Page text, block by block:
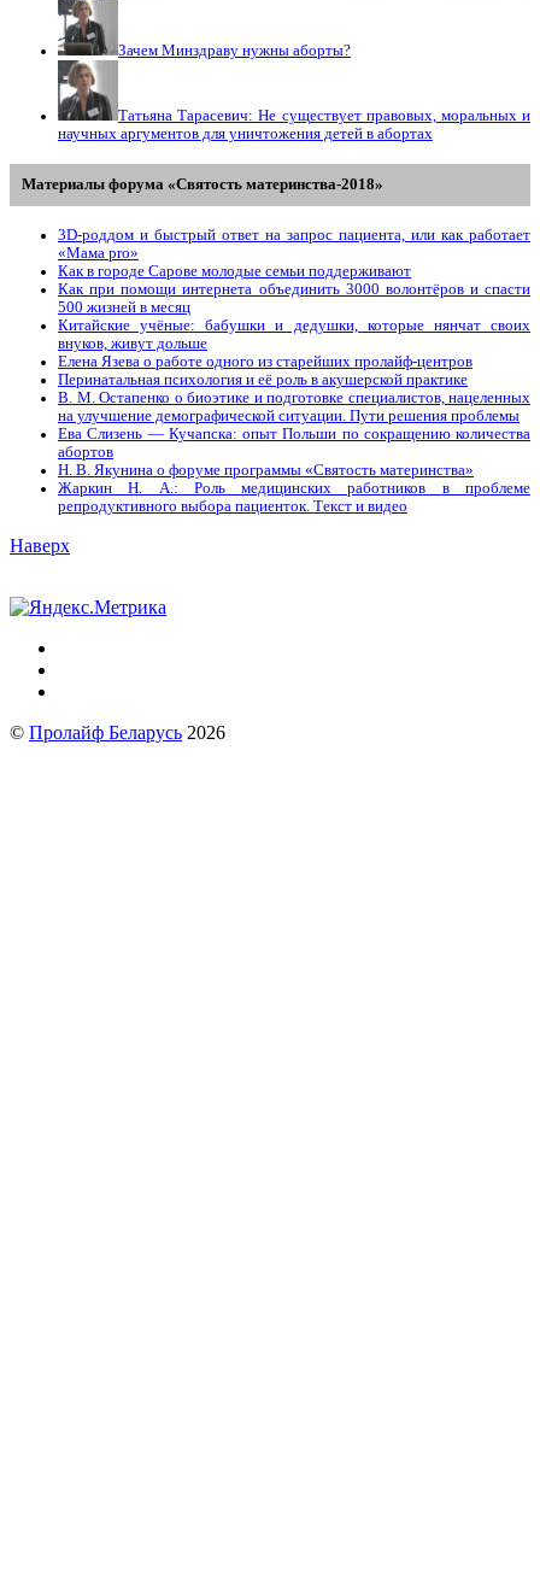
Зачем Минздраву нужны аборты?
Татьяна Тарасевич: Не существует правовых, моральных и
научных аргументов для уничтожения детей в абортах
Материалы форума «Святость материнства-2018»
3D-роддом и быстрый ответ на запрос пациента, или как работает
«Мама prо»
Как в городе Сарове молодые семьи поддерживают
Как при помощи интернета объединить 3000 волонтёров и спасти
500 жизней в месяц
Китайские учёные: бабушки и дедушки, которые нянчат своих
внуков, живут дольше
Елена Язева о работе одного из старейших пролайф-центров
Перинатальная психология и её роль в акушерской практике
В. М. Остапенко о биоэтике и подготовке специалистов, нацеленных
на улучшение демографической ситуации. Пути решения проблемы
Ева Слизень — Кучапска: опыт Польши по сокращению количества
абортов
Н. В. Якунина о форуме программы «Святость материнства»
Жаркин Н. А.: Роль медицинских работников в проблеме
репродуктивного выбора пациенток. Tекст и видео
Наверх
© Пролайф Беларусь 2026